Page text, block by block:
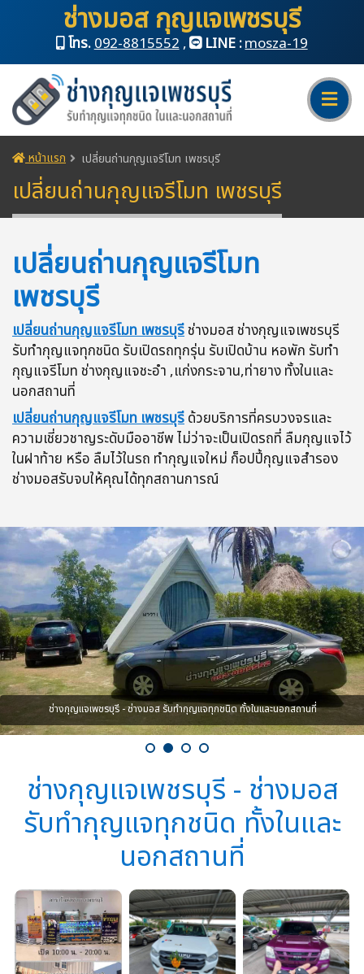
ช่างมอส กุญแจเพชรบุรี
โทร.092-8815552, LINE :mosza-19
หน้าแรก เปลี่ยนถ่านกุญแจรีโมท เพชรบุรี
เปลี่ยนถ่านกุญแจรีโมท เพชรบุรี
เปลี่ยนถ่านกุญแจรีโมท
เพชรบุรี
เปลี่ยนถ่านกุญแจรีโมท เพชรบุรีช่างมอส ช่างกุญแจเพชรบุรี
รับทำกุญแจทุกชนิด รับเปิดรถทุกรุ่น รับเปิดบ้าน หอพัก รับทำ
กุญแจรีโมท ช่างกุญแจชะอำ ,แก่งกระจาน,ท่ายาง ทั้งในและ
นอกสถานที่
เปลี่ยนถ่านกุญแจรีโมท เพชรบุรีด้วยบริการที่ครบวงจรและ
ความเชี่ยวชาญระดับมืออาชีพ ไม่ว่าจะเป็นเปิดรถที่ ลืมกุญแจไว้
ในฝาท้าย หรือ ลืมไว้ในรถ ทำกุญแจใหม่ ก็อปปี้กุญแจสำรอง
ช่างมอสรับจบให้คุณได้ทุกสถานการณ์
ช่างกุญแจเพชรบุรี - ช่างมอส รับทำกุญแจทุกชนิด ทั้งในและนอกสถานที่
ช่างกุญแจเพชรบุรี - ช่างมอส
รับทำกุญแจทุกชนิด ทั้งในและ
นอกสถานที่